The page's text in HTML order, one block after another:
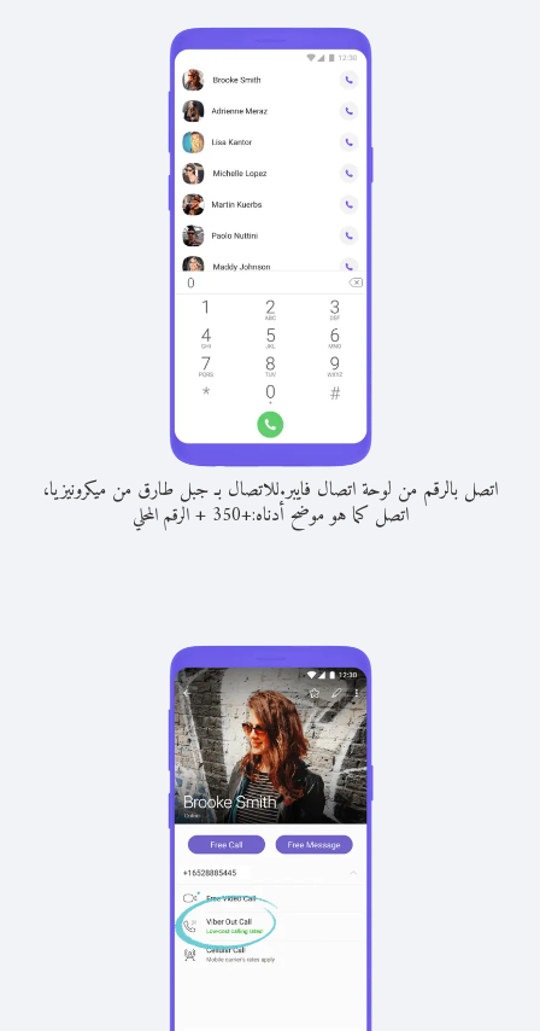
اتصل بالرقم من لوحة اتصال فايبر.للاتصال بـ جبل طارق من ميكرونيزيا،
اتصل كما هو موضح أدناه:+
350
+الرقم المحلي